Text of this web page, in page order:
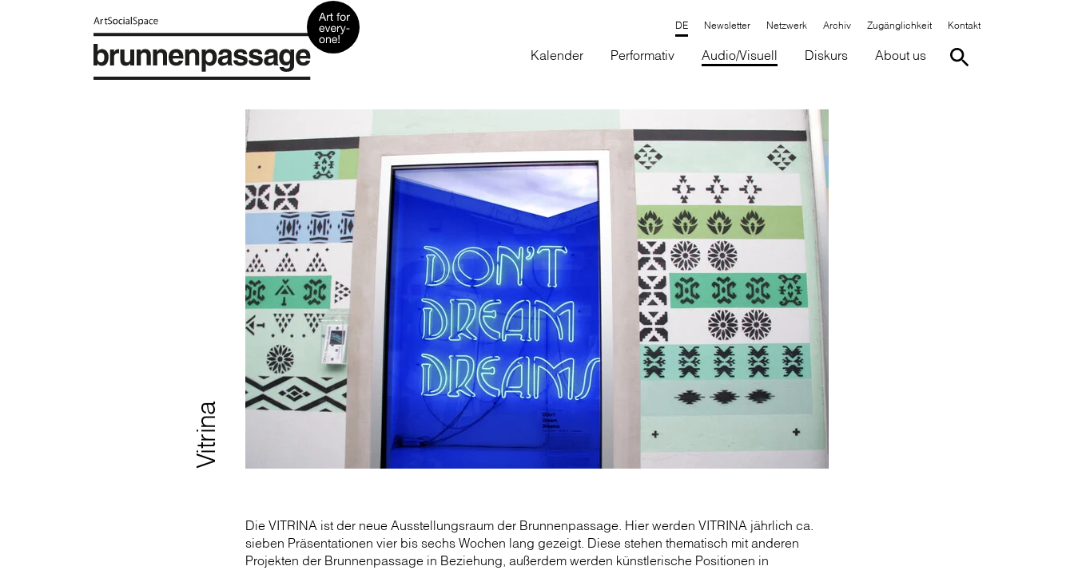
Newsletter Netzwerk Archiv Zugänglichkeit Kontakt
Kalender Performativ Audio/Visuell Diskurs About us
Vitrina
Die VITRINA ist der neue Ausstellungsraum der Brunnenpassage. Hier werden VITRINA jährlich ca.
sieben Präsentationen vier bis sechs Wochen lang gezeigt. Diese stehen thematisch mit anderen
Projekten der Brunnenpassage in Beziehung, außerdem werden künstlerische Positionen in